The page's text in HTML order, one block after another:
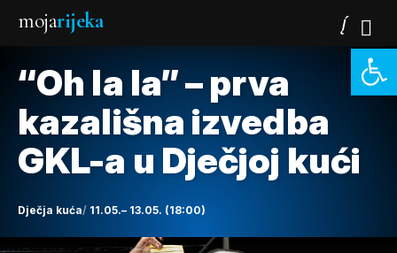
mojarijeka
“Oh la la” – prva
kazališna izvedba
GKL-a u Dječjoj kući
Dječja kuća 11.05.– 13.05. (18:00)